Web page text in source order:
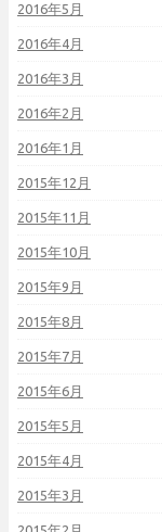
2016年5月
2016年4月
2016年3月
2016年2月
2016年1月
2015年12月
2015年11月
2015年10月
2015年9月
2015年8月
2015年7月
2015年6月
2015年5月
2015年4月
2015年3月